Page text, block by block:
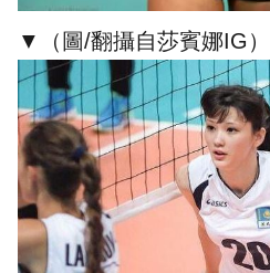
▼（圖/翻攝自莎賓娜IG）